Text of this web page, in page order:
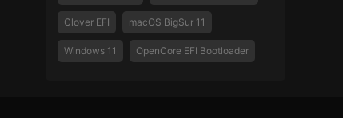
Clover EFI macOS BigSur 11
Windows 11 OpenCore EFI Bootloader